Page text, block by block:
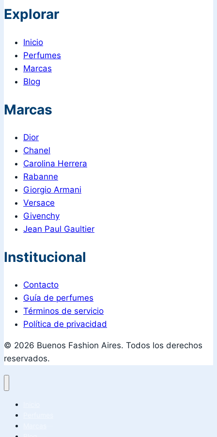
Explorar
Inicio
Perfumes
Marcas
Blog
Marcas
Dior
Chanel
Carolina Herrera
Rabanne
Giorgio Armani
Versace
Givenchy
Jean Paul Gaultier
Institucional
Contacto
Guía de perfumes
Términos de servicio
Política de privacidad
© 2026 Buenos Fashion Aires. Todos los derechos
reservados.